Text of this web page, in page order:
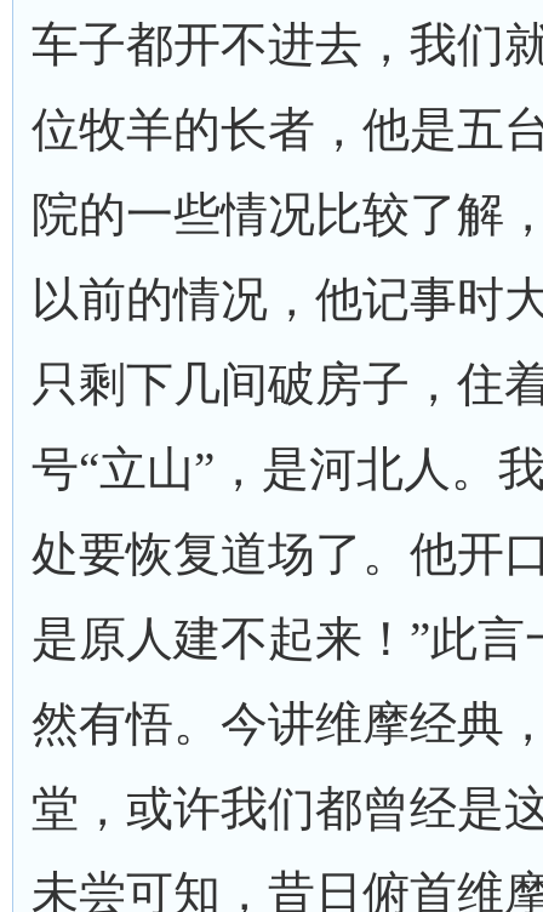
车子都开不进去，我们
位牧羊的长者，他是五
院的一些情况比较了解
以前的情况，他记事时
只剩下几间破房子，住
号“立山”，是河北人。
处要恢复道场了。他开
是原人建不起来！”此
然有悟。今讲维摩经典
堂，或许我们都曾经是
未尝可知，昔日俯首维